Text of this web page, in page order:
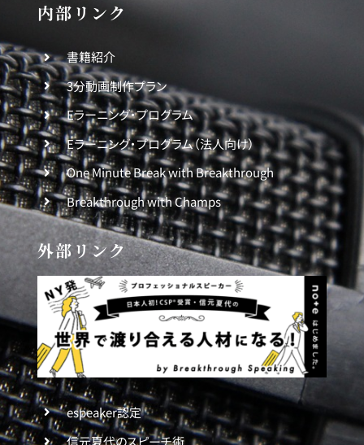
内部リンク
書籍紹介
3分動画制作プラン
Eラーニング・プログラム
Eラーニング・プログラム（法人向け）
One Minute Break with Breakthrough
Breakthrough with Champs
外部リンク
espeaker認定
信元夏代のスピーチ術